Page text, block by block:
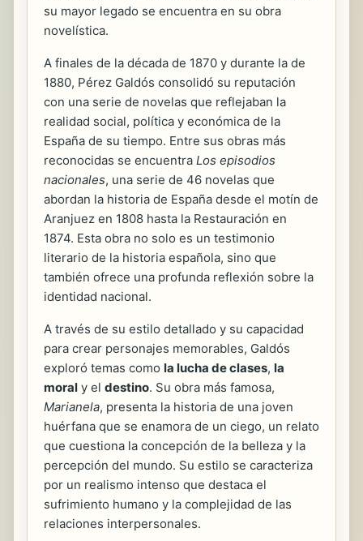
su mayor legado se encuentra en su obra
novelística.
A finales de la década de 1870 y durante la de
1880, Pérez Galdós consolidó su reputación
con una serie de novelas que reflejaban la
realidad social, política y económica de la
España de su tiempo. Entre sus obras más
reconocidas se encuentra Los episodios
nacionales, una serie de 46 novelas que
abordan la historia de España desde el motín de
Aranjuez en 1808 hasta la Restauración en
1874. Esta obra no solo es un testimonio
literario de la historia española, sino que
también ofrece una profunda reflexión sobre la
identidad nacional.
A través de su estilo detallado y su capacidad
para crear personajes memorables, Galdós
exploró temas como la lucha de clases, la
moral y el destino. Su obra más famosa,
Marianela, presenta la historia de una joven
huérfana que se enamora de un ciego, un relato
que cuestiona la concepción de la belleza y la
percepción del mundo. Su estilo se caracteriza
por un realismo intenso que destaca el
sufrimiento humano y la complejidad de las
relaciones interpersonales.